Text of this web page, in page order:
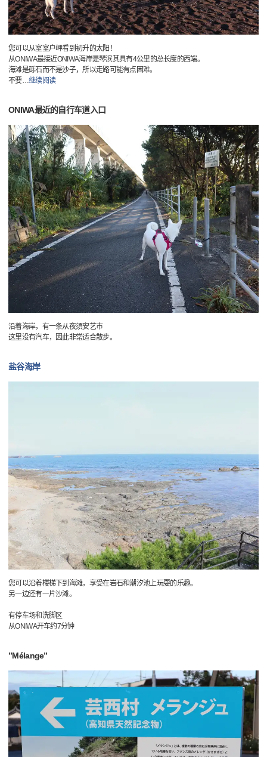
您可以从室室户岬看到初升的太阳！
从ONIWA最接近ONIWA海岸是琴滨其具有4公里的总长度的西端。
海滩是砾石而不是沙子，所以走路可能有点困难。
不要…继续阅读
ONIWA最近的自行车道入口
沿着海岸，有一条从夜須安艺市
这里没有汽车，因此非常适合散步。
盐谷海岸
您可以沿着楼梯下到海滩，享受在岩石和潮汐池上玩耍的乐趣。
另一边还有一片沙滩。
有停车场和洗脚区
从ONIWA开车约7分钟
”Mélange”